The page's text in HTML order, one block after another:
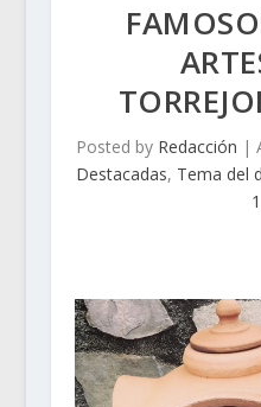
Posted by Redacción |
Destacadas, Tema del
1